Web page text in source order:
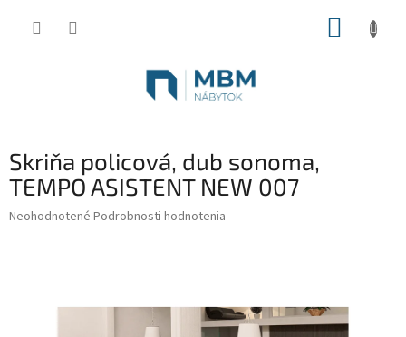
Skriňa policová, dub sonoma,
TEMPO ASISTENT NEW 007
Priemerné
Neohodnotené Podrobnosti hodnotenia